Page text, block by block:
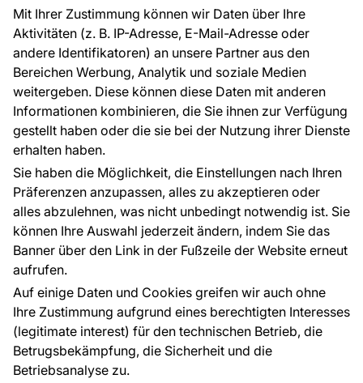
Mit Ihrer Zustimmung können wir Daten über Ihre
Aktivitäten (z. B. IP-Adresse, E-Mail-Adresse oder
andere Identifikatoren) an unsere Partner aus den
Bereichen Werbung, Analytik und soziale Medien
weitergeben. Diese können diese Daten mit anderen
Informationen kombinieren, die Sie ihnen zur Verfügung
gestellt haben oder die sie bei der Nutzung ihrer Dienste
erhalten haben.
Sie haben die Möglichkeit, die Einstellungen nach Ihren
Präferenzen anzupassen, alles zu akzeptieren oder
alles abzulehnen, was nicht unbedingt notwendig ist. Sie
können Ihre Auswahl jederzeit ändern, indem Sie das
Banner über den Link in der Fußzeile der Website erneut
aufrufen.
Auf einige Daten und Cookies greifen wir auch ohne
Ihre Zustimmung aufgrund eines berechtigten Interesses
(legitimate interest) für den technischen Betrieb, die
Betrugsbekämpfung, die Sicherheit und die
Betriebsanalyse zu.
EU-Projekte
Ratschläge und Tipps
FAQ
Kontakt
Haben Sie Fragen? Wir helfen Ihnen gerne weiter
und beraten Sie persönlich.
+49 781 95633072
service@tapeteneshop.de
Zahlungsarten:
Die Zahlungen werden geleistet von:
Schutz personenbezogener Daten